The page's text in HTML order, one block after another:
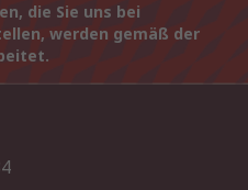
die Sie uns bei
werden gemäß der